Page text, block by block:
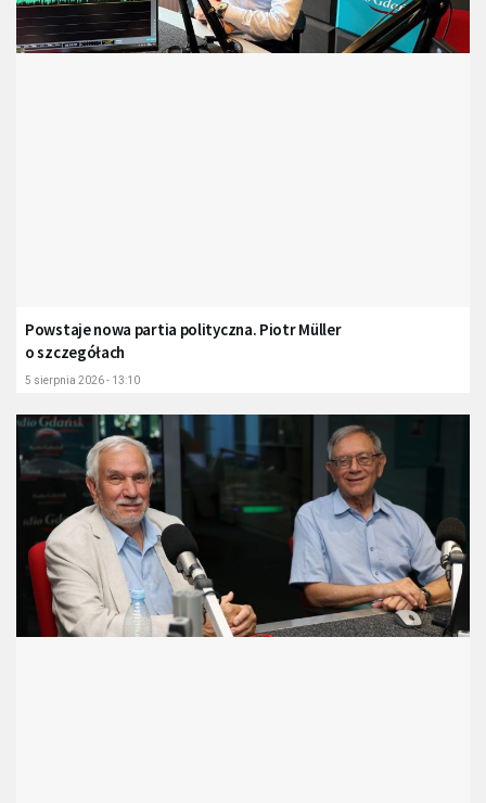
Powstaje nowa partia polityczna. Piotr Müller
o szczegółach
5 sierpnia 2026 - 13:10